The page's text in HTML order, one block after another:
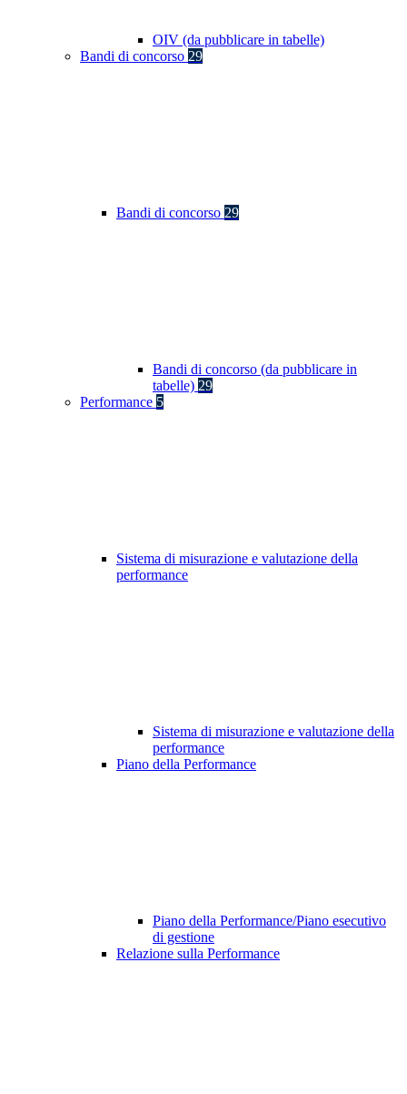
OIV (da pubblicare in tabelle)
Bandi di concorso 29
Bandi di concorso 29
Bandi di concorso (da pubblicare in
tabelle) 29
Performance 5
Sistema di misurazione e valutazione della
performance
Sistema di misurazione e valutazione della
performance
Piano della Performance
Piano della Performance/Piano esecutivo
di gestione
Relazione sulla Performance